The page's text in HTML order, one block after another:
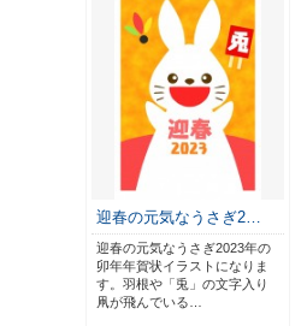
迎春の元気なうさぎ2…
迎春の元気なうさぎ2023年の
卯年年賀状イラストになりま
す。羽根や「兎」の文字入り
凧が飛んでいる…